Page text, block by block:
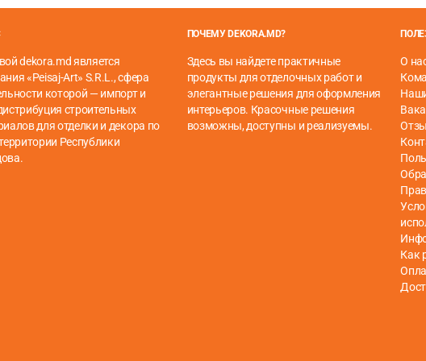
ребер жесткости. Они называютсяRITORTO. Таким образом,
миллиметровые трубы RITORTO, спокойно можно повесить тяжелые
для тяжелых штор, добавьте
кронштейн для дополнительной
dekora.md является
«Peisaj-Art» S.R.L., сфера
которой — импорт и
строительных
для отделки и декора по
Республики
ПОЧЕМУ DEKORA.MD?
Здесь вы найдете практичные
продукты для отделочных работ и
элегантные решения для оформления
интерьеров. Красочные решения
возможны, доступны и реализуемы.
О
Как